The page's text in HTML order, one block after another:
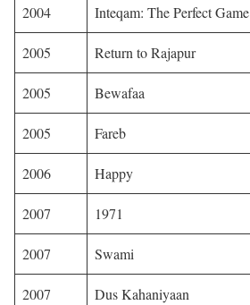
2004 Inteqam: The Perfect Game
2005 Return to Rajapur
2005 Bewafaa
2005 Fareb
2006 Happy
2007 1971
2007 Swami
2007 Dus Kahaniyaan